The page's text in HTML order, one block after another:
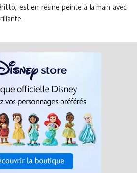
est en résine peinte à la main avec